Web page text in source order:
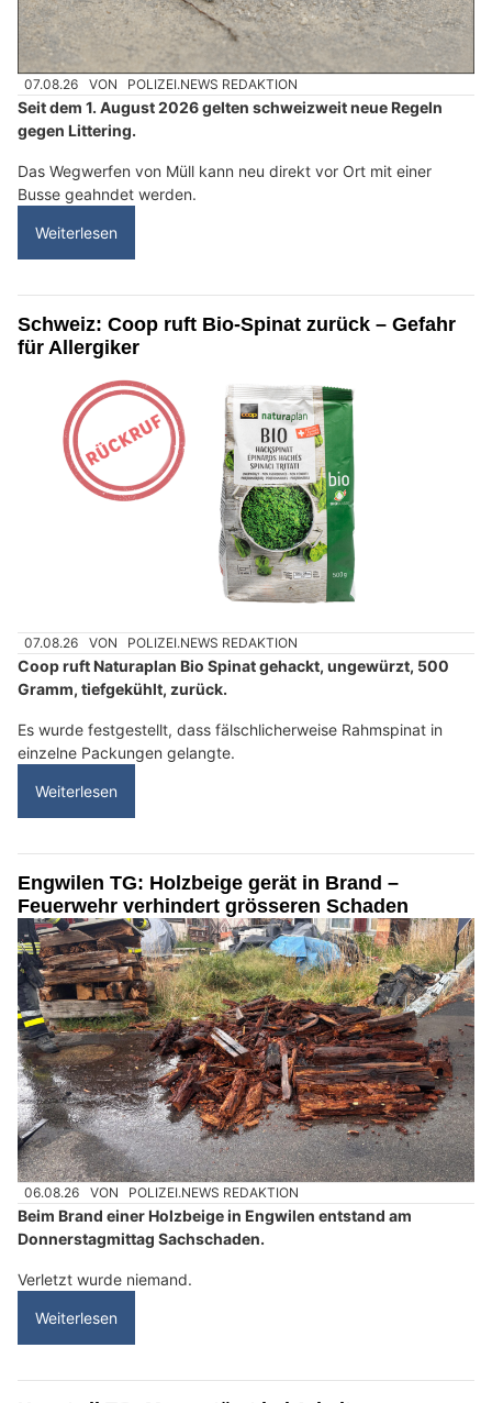
07.08.26 VON POLIZEI.NEWS REDAKTION
Seit dem 1. August 2026 gelten schweizweit neue Regeln
gegen Littering.
Das Wegwerfen von Müll kann neu direkt vor Ort mit einer
Busse geahndet werden.
Weiterlesen
Schweiz: Coop ruft Bio-Spinat zurück – Gefahr
für Allergiker
07.08.26 VON POLIZEI.NEWS REDAKTION
Coop ruft Naturaplan Bio Spinat gehackt, ungewürzt, 500
Gramm, tiefgekühlt, zurück.
Es wurde festgestellt, dass fälschlicherweise Rahmspinat in
einzelne Packungen gelangte.
Weiterlesen
Engwilen TG: Holzbeige gerät in Brand –
Feuerwehr verhindert grösseren Schaden
06.08.26 VON POLIZEI.NEWS REDAKTION
Beim Brand einer Holzbeige in Engwilen entstand am
Donnerstagmittag Sachschaden.
Verletzt wurde niemand.
Weiterlesen